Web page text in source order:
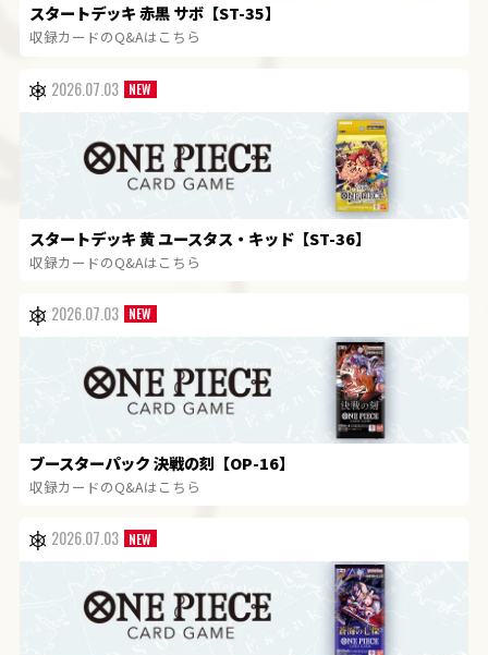
スタートデッキ 赤黒 サボ【ST-35】
収録カードのQ&Aはこちら
2026.07.03
スタートデッキ 黄 ユースタス・キッド【ST-36】
収録カードのQ&Aはこちら
2026.07.03
ブースターパック 決戦の刻【OP-16】
収録カードのQ&Aはこちら
2026.07.03